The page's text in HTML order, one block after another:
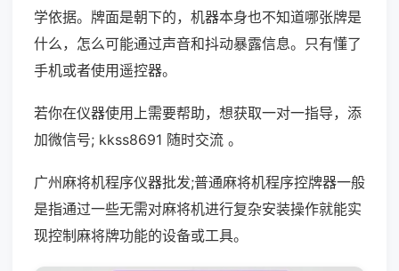
学依据。牌面是朝下的，机器本身也不知道哪张牌是
什么，怎么可能通过声音和抖动暴露信息。只有懂了
手机或者使用遥控器。
若你在仪器使用上需要帮助，想获取一对一指导，添
加微信号; kkss8691 随时交流 。
广州麻将机程序仪器批发;普通麻将机程序控牌器一般
是指通过一些无需对麻将机进行复杂安装操作就能实
现控制麻将牌功能的设备或工具。